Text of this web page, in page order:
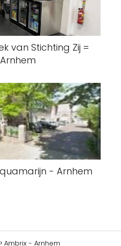
van Stichting Zij =
- Arnhem
Ambrix - Arnhem